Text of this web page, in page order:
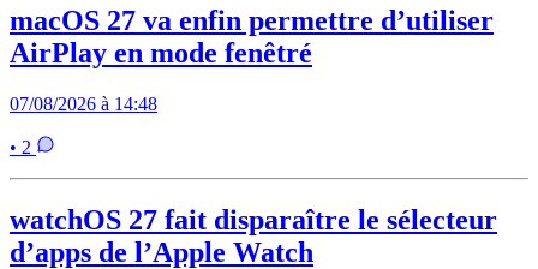
macOS 27 va enfin permettre d’utiliser
AirPlay en mode fenêtré
07/08/2026 à 14:48
• 2
watchOS 27 fait disparaître le sélecteur
d’apps de l’Apple Watch